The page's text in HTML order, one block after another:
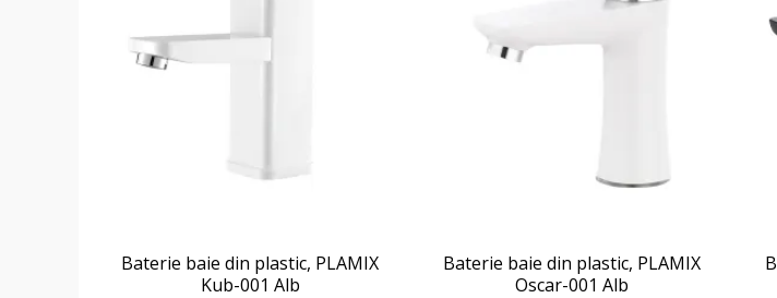
Baterie baie din plastic, PLAMIX
Kub-001 Alb
Baterie baie din plastic, PLAMIX
Oscar-001 Alb